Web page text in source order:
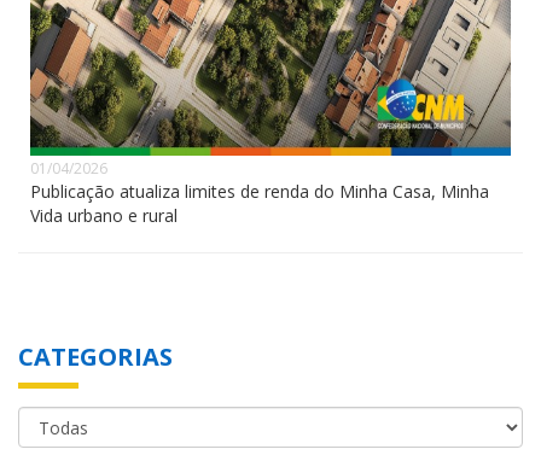
01/04/2026
Publicação atualiza limites de renda do Minha Casa, Minha
Vida urbano e rural
CATEGORIAS